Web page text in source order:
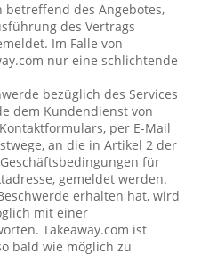
betreffend des Angebotes,
des Vertrags
Im Falle von
nur eine schlichtende
bezüglich des Services
dem Kundendienst von
per E-Mail
an die in Artikel 2 der
für
gemeldet werden.
erhalten hat, wird
mit einer
Takeaway.com ist
bald wie möglich zu